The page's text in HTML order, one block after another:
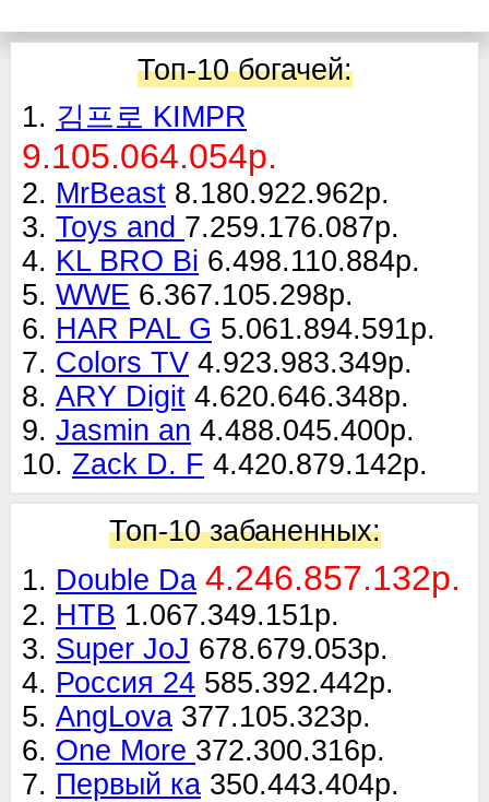
Топ-10 богачей:
1. 김프로 KIMPR
9.105.064.054р.
2. MrBeast 8.180.922.962р.
3. Toys and 7.259.176.087р.
4. KL BRO Bi 6.498.110.884р.
5. WWE 6.367.105.298р.
6. HAR PAL G 5.061.894.591р.
7. Colors TV 4.923.983.349р.
8. ARY Digit 4.620.646.348р.
9. Jasmin an 4.488.045.400р.
10. Zack D. F 4.420.879.142р.
Топ-10 забаненных:
1. Double Da 4.246.857.132р.
2. НТВ 1.067.349.151р.
3. Super JoJ 678.679.053р.
4. Россия 24 585.392.442р.
5. AngLova 377.105.323р.
6. One More 372.300.316р.
7. Первый ка 350.443.404р.